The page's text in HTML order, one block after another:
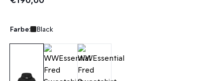
Farbe: Black